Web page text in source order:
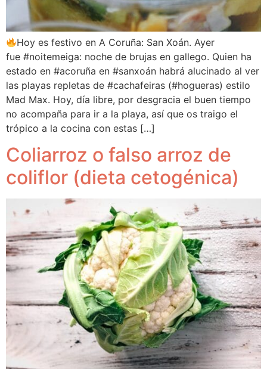
Hoy es festivo en A Coruña: San Xoán. Ayer
fue #noitemeiga: noche de brujas en gallego. Quien ha
estado en #acoruña en #sanxoán habrá alucinado al ver
las playas repletas de #cachafeiras (#hogueras) estilo
Mad Max. Hoy, día libre, por desgracia el buen tiempo
no acompaña para ir a la playa, así que os traigo el
trópico a la cocina con estas […]
Coliarroz o falso arroz de
coliflor (dieta cetogénica)